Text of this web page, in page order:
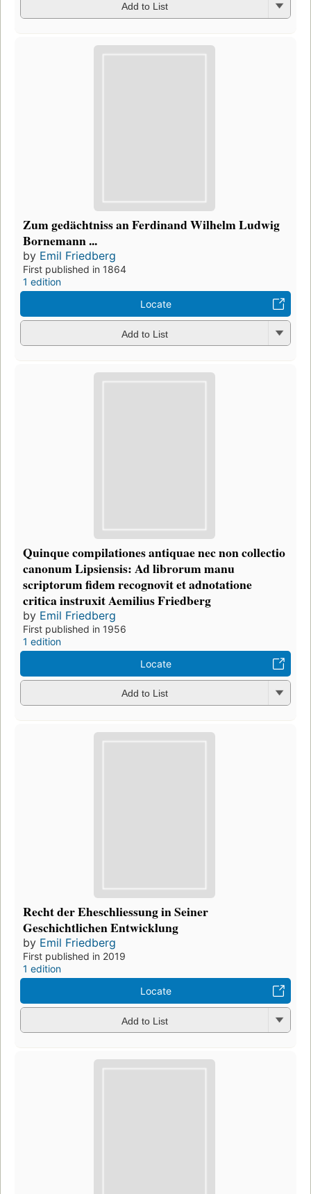
Add to List
Zum gedächtniss an Ferdinand Wilhelm Ludwig
Bornemann ...
by Emil Friedberg
First published in 1864
1 edition
Locate
Add to List
Quinque compilationes antiquae nec non collectio
canonum Lipsiensis: Ad librorum manu
scriptorum fidem recognovit et adnotatione
critica instruxit Aemilius Friedberg
by Emil Friedberg
First published in 1956
1 edition
Locate
Add to List
Recht der Eheschliessung in Seiner
Geschichtlichen Entwicklung
by Emil Friedberg
First published in 2019
1 edition
Locate
Add to List